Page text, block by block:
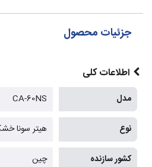
جزئیات محصول
اطلاعات کلی
مدل CA-60NS
نوع هیتر سونا
کشور سازنده چین